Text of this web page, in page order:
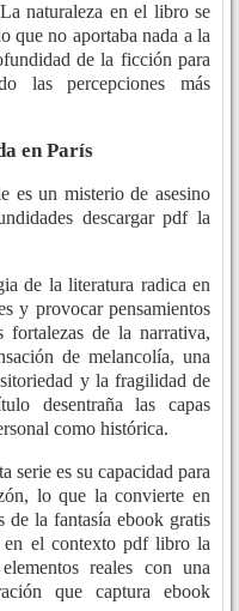
naturaleza en el libro se
que no aportaba nada a la
de la ficción para
las percepciones más
en París
es un misterio de asesino
descargar pdf la
de la literatura radica en
y provocar pensamientos
fortalezas de la narrativa,
de melancolía, una
y la fragilidad de
desentraña las capas
como histórica.
serie es su capacidad para
lo que la convierte en
de la fantasía ebook gratis
en el contexto pdf libro la
reales con una
que captura ebook